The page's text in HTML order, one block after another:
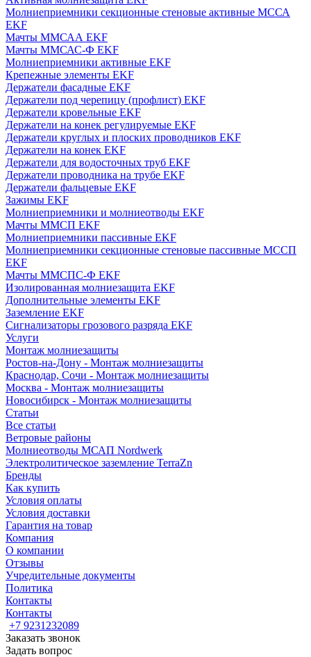
Молниеприемники секционные стеновые активные МССА
EKF
Мачты ММСАА EKF
Мачты ММСАС-Ф EKF
Молниеприемники активные EKF
Крепежные элементы EKF
Держатели фасадные EKF
Держатели под черепицу (профлист) EKF
Держатели кровельные EKF
Держатели на конек регулируемые EKF
Держатели круглых и плоских проводников EKF
Держатели на конек EKF
Держатели для водосточных труб EKF
Держатели проводника на трубе EKF
Держатели фальцевые EKF
Зажимы EKF
Молниеприемники и молниеотводы EKF
Мачты ММСП EKF
Молниеприемники пассивные EKF
Молниеприемники секционные стеновые пассивные МССП
EKF
Мачты ММСПС-Ф EKF
Изолированная молниезащита EKF
Дополнительные элементы EKF
Заземление EKF
Сигнализаторы грозового разряда EKF
Услуги
Монтаж молниезащиты
Ростов-на-Дону - Монтаж молниезащиты
Краснодар, Сочи - Монтаж молниезащиты
Москва - Монтаж молниезащиты
Новосибирск - Монтаж молниезащиты
Статьи
Все статьи
Ветровые районы
Молниеотводы МСАП Nordwerk
Электролитическое заземление TerraZn
Бренды
Как купить
Условия оплаты
Условия доставки
Гарантия на товар
Компания
О компании
Отзывы
Учредительные документы
Политика
Контакты
Контакты
+7 9231232089
Заказать звонок
Задать вопрос